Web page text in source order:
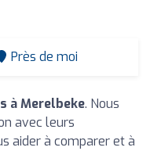
Près de moi
à Merelbeke. Nous
avec leurs
aider à comparer et à